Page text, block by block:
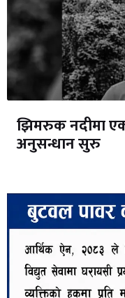
झिमरुक नदीमा
अनुसन्धान सुरु